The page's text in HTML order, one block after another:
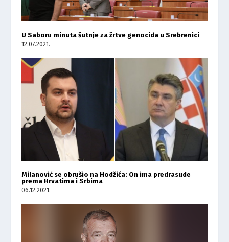
U Saboru minuta šutnje za žrtve genocida u Srebrenici
12.07.2021.
Milanović se obrušio na Hodžića: On ima predrasude
prema Hrvatima i Srbima
06.12.2021.